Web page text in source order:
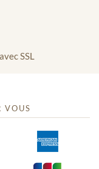
SSL
VOUS